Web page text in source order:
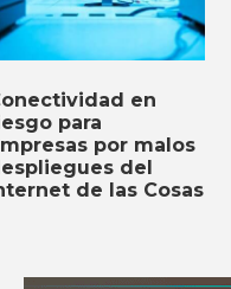
en
para
por malos
del
de las Cosas